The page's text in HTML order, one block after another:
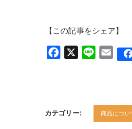
【この記事をシェア】
Facebook
X Line
カテゴリー: 商品につい